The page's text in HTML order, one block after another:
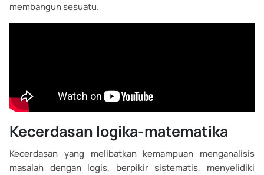
membangun sesuatu.
Kecerdasan logika-matematika
Kecerdasan yang melibatkan kemampuan menganalisis
masalah dengan logis, berpikir sistematis, menyelidiki